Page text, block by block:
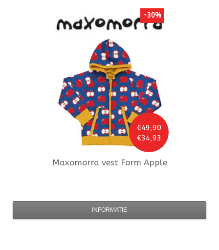
€49,90
€34,93
-30%
Maxomorra vest Farm Apple
INFORMATIE